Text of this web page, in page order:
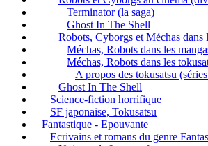
Terminator (la saga)
Ghost In The Shell
Robots, Cyborgs et Méchas dans
Méchas, Robots dans les
Méchas, Robots dans les
A propos des tokusatsu
Ghost In The Shell
Science-fiction horrifique
SF japonaise, Tokusatsu
Fantastique - Epouvante
Ecrivains et romans du genre